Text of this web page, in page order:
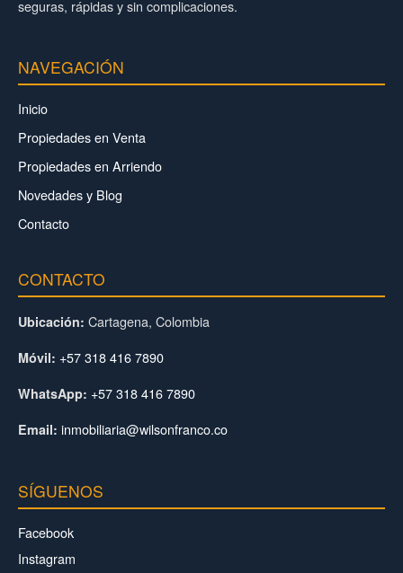
seguras, rápidas y sin complicaciones.
NAVEGACIÓN
Inicio
Propiedades en Venta
Propiedades en Arriendo
Novedades y Blog
Contacto
CONTACTO
Ubicación: Cartagena, Colombia
Móvil: +57 318 416 7890
WhatsApp: +57 318 416 7890
Email: inmobiliaria@wilsonfranco.co
SÍGUENOS
Facebook
Instagram